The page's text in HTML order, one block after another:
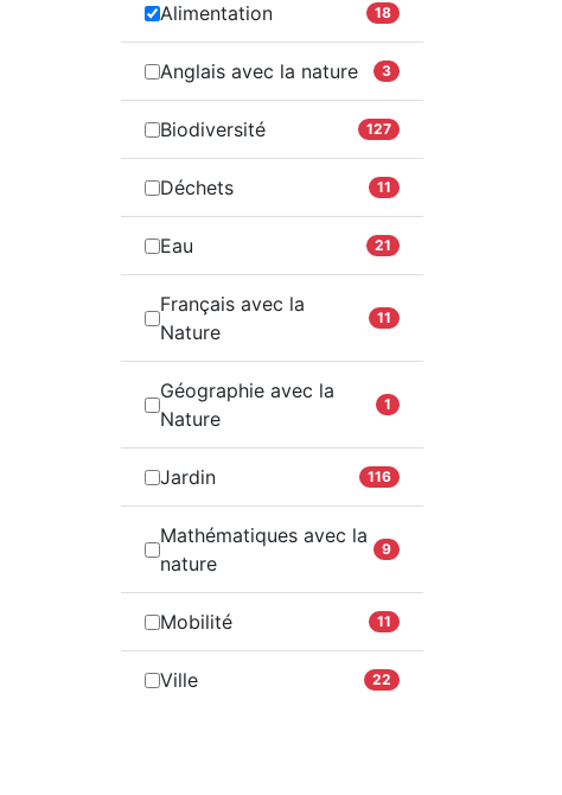
Alimentation 18
Anglais avec la nature 3
Biodiversité 127
Déchets 11
Eau 21
Français avec la
Nature
11
Géographie avec la
Nature
1
Jardin 116
Mathématiques avec la
nature
9
Mobilité 11
Ville 22